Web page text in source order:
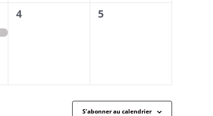
0
4
0
5
S’abonner au calendrier